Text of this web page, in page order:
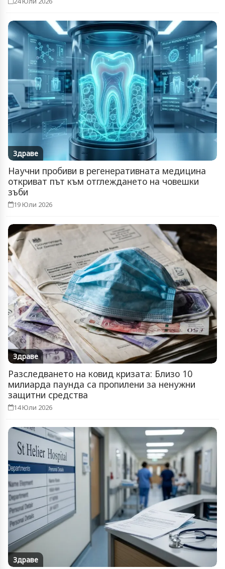
Здраве
Научни пробиви в регенеративната медицина
откриват път към отглеждането на човешки
зъби
19 Юли 2026
Здраве
Разследването на ковид кризата: Близо 10
милиарда паунда са пропилени за ненужни
защитни средства
14 Юли 2026
Здраве